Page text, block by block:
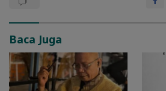
Baca Juga